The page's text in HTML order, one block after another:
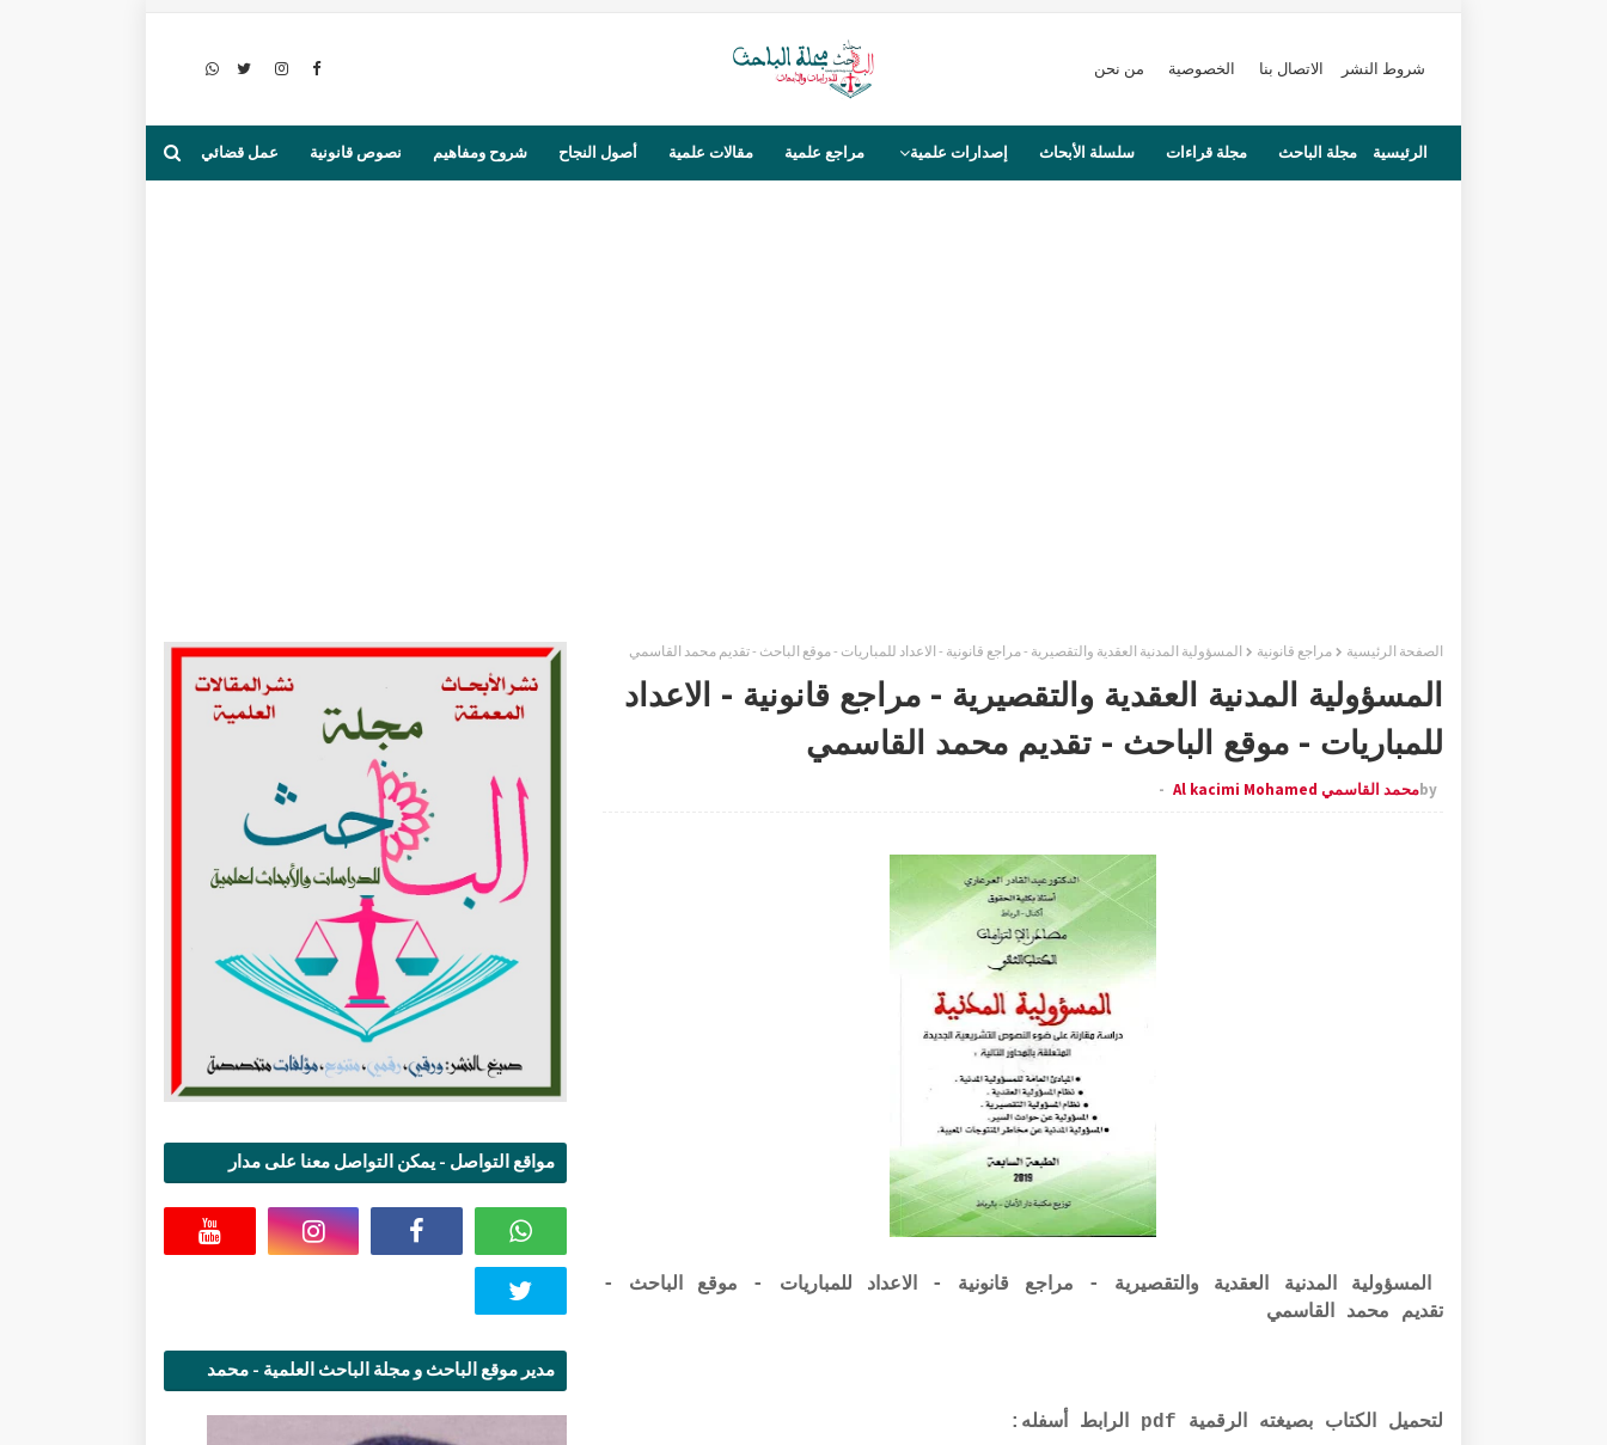
شروط النشر الاتصال بنا الخصوصية من نحن
الرئيسية مجلة الباحث مجلة قراءات سلسلة الأبحاث إصدارات علمية مراجع علمية مقالات علمية أصول النجاح شروح ومفاهيم نصوص قانونية عمل قضائي
الصفحة الرئيسية مراجع قانونية المسؤولية المدنية العقدية والتقصيرية - مراجع قانونية - الاعداد للمباريات - موقع الباحث - تقديم محمد القاسمي
المسؤولية المدنية العقدية والتقصيرية - مراجع قانونية - الاعداد
للمباريات - موقع الباحث - تقديم محمد القاسمي
byمحمد القاسمي Al kacimi Mohamed
المسؤولية المدنية العقدية والتقصيرية - مراجع قانونية - الاعداد للمباريات - موقع الباحث -
تقديم محمد القاسمي
لتحميل الكتاب بصيغته الرقمية pdf الرابط أسفله:
مواقع التواصل - يمكن التواصل معنا على مدار
مدير موقع الباحث و مجلة الباحث العلمية - محمد